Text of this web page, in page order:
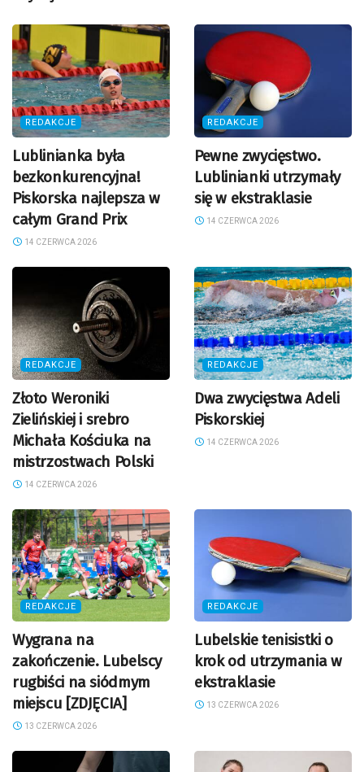
REDAKCJE
Lublinianka była
bezkonkurencyjna!
Piskorska najlepsza w
całym Grand Prix
14 CZERWCA 2026
REDAKCJE
Pewne zwycięstwo.
Lublinianki utrzymały
się w ekstraklasie
14 CZERWCA 2026
REDAKCJE
Złoto Weroniki
Zielińskiej i srebro
Michała Kościuka na
mistrzostwach Polski
14 CZERWCA 2026
REDAKCJE
Dwa zwycięstwa Adeli
Piskorskiej
14 CZERWCA 2026
REDAKCJE
Wygrana na
zakończenie. Lubelscy
rugbiści na siódmym
miejscu [ZDJĘCIA]
13 CZERWCA 2026
REDAKCJE
Lubelskie tenisistki o
krok od utrzymania w
ekstraklasie
13 CZERWCA 2026